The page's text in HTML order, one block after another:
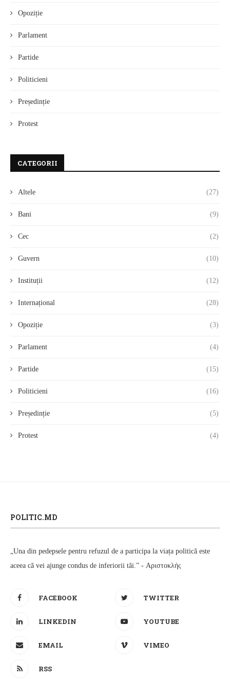
Opoziție
Parlament
Partide
Politicieni
Președinție
Protest
CATEGORII
Altele (27)
Bani (9)
Cec (2)
Guvern (10)
Instituții (12)
Internațional (28)
Opoziție (3)
Parlament (4)
Partide (15)
Politicieni (16)
Președinție (5)
Protest (4)
POLITIC.MD
„Una din pedepsele pentru refuzul de a participa la viața politică este
aceea că vei ajunge condus de inferiorii tăi.” - Αριστοκλής
FACEBOOK TWITTER
LINKEDIN YOUTUBE
EMAIL VIMEO
RSS